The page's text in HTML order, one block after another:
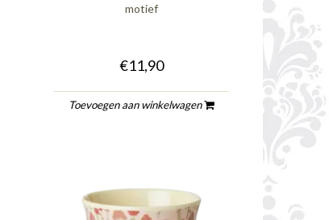
motief
€11,90
Toevoegen aan winkelwagen